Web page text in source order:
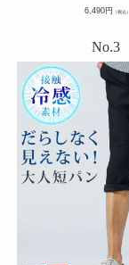
通
常
6,490円 （税込）